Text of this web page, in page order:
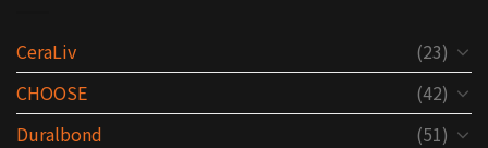
CeraLiv
(23)
CHOOSE
(42)
Duralbond
(51)